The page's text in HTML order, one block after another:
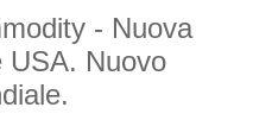
- Nuova
USA. Nuovo